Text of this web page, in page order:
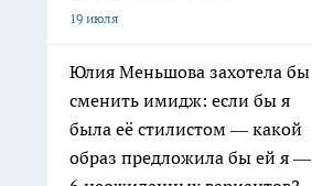
19 июля
Юлия Меньшова захотела бы
сменить имидж: если бы я
была её стилистом — какой
образ предложила бы ей я —